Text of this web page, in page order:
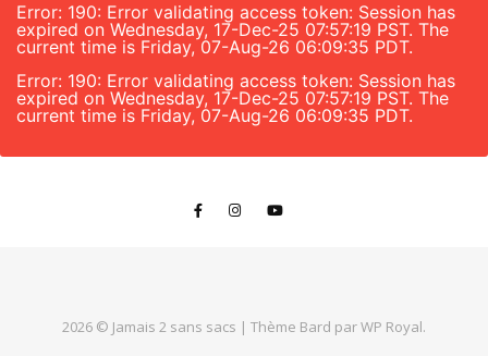
Error: 190: Error validating access token: Session has
expired on Wednesday, 17-Dec-25 07:57:19 PST. The
current time is Friday, 07-Aug-26 06:09:35 PDT.
Error: 190: Error validating access token: Session has
expired on Wednesday, 17-Dec-25 07:57:19 PST. The
current time is Friday, 07-Aug-26 06:09:35 PDT.
2026 © Jamais 2 sans sacs | Thème Bard parWP Royal.